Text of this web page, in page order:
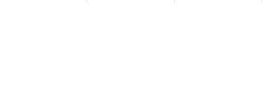
Chính sách bán hàng